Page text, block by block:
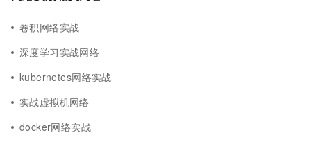
卷积网络实战
深度学习实战网络
kubernetes网络实战
实战虚拟机网络
docker网络实战